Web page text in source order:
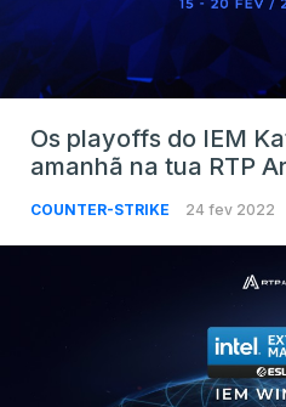
Os playoffs do IEM
amanhã na tua RTP
COUNTER-STRIKE 24 fev 2022